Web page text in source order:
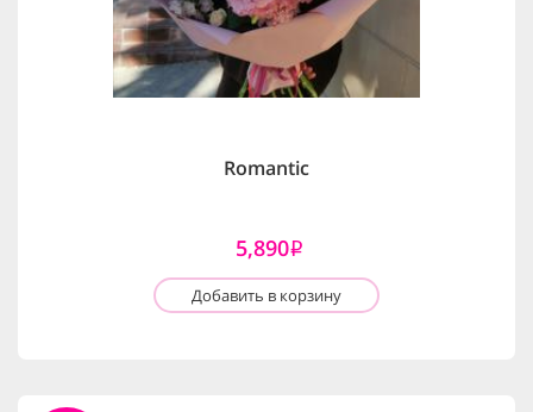
Romantic
5,890i
Добавить в корзину